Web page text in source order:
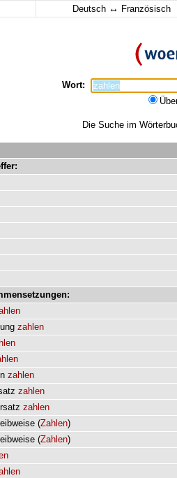
Deutsch ↔ Französisch
Wort:
Die Suche im
zahlen
zahlen
zahlen
zahlen
(Zahlen)
(Zahlen)